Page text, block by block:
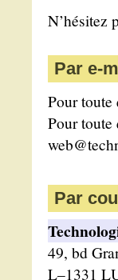
N’hésitez
Par e-
Pour toute
Pour toute
Par
49, bd
L–1331